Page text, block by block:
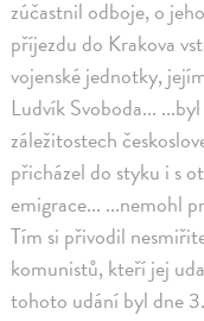
zúčastnil odboje, o
příjezdu do Krakova
vojenské jednotky,
Ludvík Svoboda...
záležitostech
přicházel do styku i s
emigrace... ...nemohl
Tím si přivodil
komunistů, kteří jej
tohoto udání byl dne